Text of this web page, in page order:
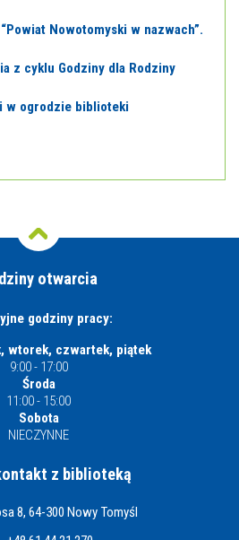
Nowotomyski w nazwach”.
z cyklu Godziny dla Rodziny
w ogrodzie biblioteki
otwarcia
godziny pracy:
wtorek, czwartek, piątek
9:00 - 17:00
Środa
11:00 - 15:00
Sobota
NIECZYNNE
z biblioteką
8, 64-300 Nowy Tomyśl